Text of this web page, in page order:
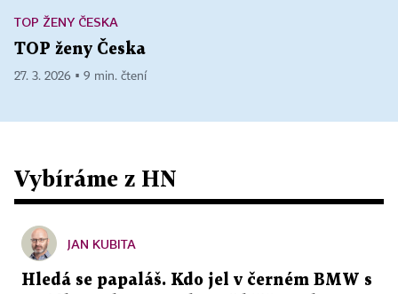
TOP ŽENY ČESKA
TOP ženy Česka
27. 3. 2026 ▪ 9 min. čtení
Vybíráme z HN
JAN KUBITA
Hledá se papaláš. Kdo jel v černém BMW s